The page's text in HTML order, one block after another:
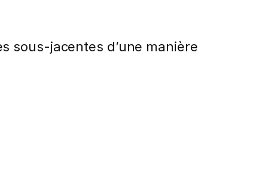
sous-jacentes d’une manière